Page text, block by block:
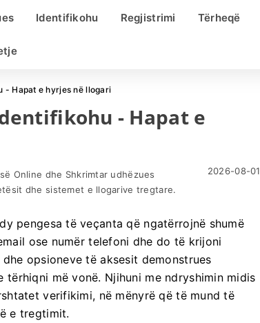
Identifikohu Regjistrimi Tërheqë
- Hapat e hyrjes në llogari
- Hapat e
Online dhe Shkrimtar udhëzues
dhe sistemet e llogarive tregtare.
2026-08-01
pengesa të veçanta që ngatërrojnë shumë
ose numër telefoni dhe do të krijoni
opsioneve të aksesit demonstrues
më vonë. Njihuni me ndryshimin midis
verifikimi, në mënyrë që të mund të
e tregtimit.